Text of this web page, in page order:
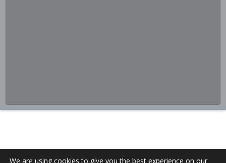
We are using cookies to give you the best experience on our